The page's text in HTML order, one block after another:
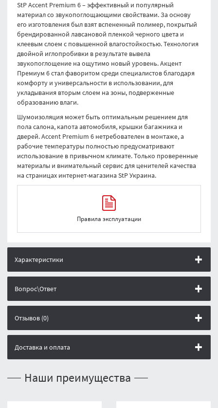
StP Accent Premium 6 – эффективный и популярный
материал со звукопоглощающими свойствами. За основу
его изготовления был взят вспененный полимер, покрытый
брендированной лавсановой пленкой черного цвета и
клеевым слоем с повышенной влагостойкостью. Технология
двойной иглопробивки в результате вывела
звукопоглощение на ощутимо новый уровень. Акцент
Премиум 6 стал фаворитом среди специалистов благодаря
комфорту и универсальности в использовании, для
укладывания вторым слоем на зоны, подверженные
образованию влаги.
Шумоизоляция может быть оптимальным решением для
пола салона, капота автомобиля, крышки багажника и
дверей. Accent Premium 6 нетребователен в монтаже, а
рабочие температуры полностью предусматривают
использование в привычном климате. Только проверенные
материалы и внимательный сервис для ценителей качества
на страницах интернет-магазина StP Украина.
Правила эксплуатации
Характеристики
Вопрос\Ответ
Отзывов (0)
Доставка и оплата
Наши преимущества